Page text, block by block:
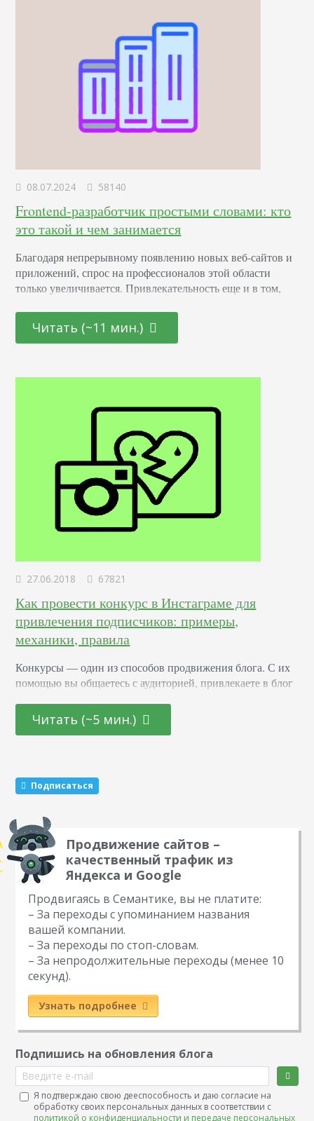
08.07.2024 58140
Frontend-разработчик простыми словами: кто
это такой и чем занимается
Благодаря непрерывному появлению новых веб-сайтов и
приложений, спрос на профессионалов этой области
только увеличивается. Привлекательность еще и в том,
специалистов, так и для тех, кто находится на стадии
переосмысления карьерного пути и готов начать все с
интерфейсов для сайтов и приложений. Он…
Читать (~11 мин.)
27.06.2018 67821
Как провести конкурс в Инстаграме для
привлечения подписчиков: примеры,
механики, правила
Конкурсы –– один из способов продвижения блога. С их
помощью вы общаетесь с аудиторией, привлекаете в блог
что вы обещаете участникам подарок за то, что они тем
или иным образом расскажут о вас другим пользователям.
механики, которые маркетологи советуют чередовать…
Читать (~5 мин.)
Подписаться
Продвижение сайтов –
качественный трафик из
Яндекса и Google
Продвигаясь в Семантике, вы не платите:
– За переходы с упоминанием названия
вашей компании.
– За переходы по стоп-словам.
– За непродолжительные переходы (менее 10
секунд).
Узнать подробнее
Подпишись на обновления блога
Введите e-mail
Я подтверждаю свою дееспособность и даю согласие на
обработку своих персональных данных в соответствии с
политикой о конфиденциальности и передаче персональных